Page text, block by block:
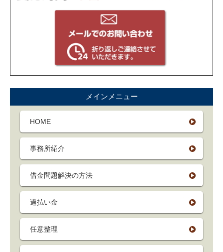
メインメニュー
HOME
事務所紹介
借金問題解決の方法
過払い金
任意整理